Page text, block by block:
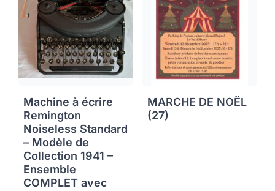
Machine à écrire
Remington
Noiseless Standard
– Modèle de
Collection 1941 –
Ensemble
COMPLET avec
MARCHE DE NOËL
(27)